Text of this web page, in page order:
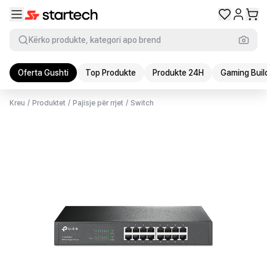
Kërko produkte, kategori apo brend
Oferta Gushti Top Produkte Produkte 24H Gaming
Kreu / Produktet / Pajisje për rrjet / Switch